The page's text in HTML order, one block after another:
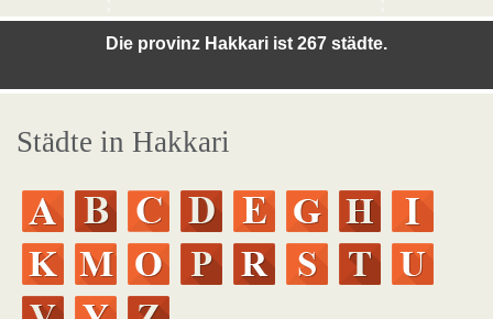
Die provinz Hakkari ist 267 städte.
Städte in Hakkari